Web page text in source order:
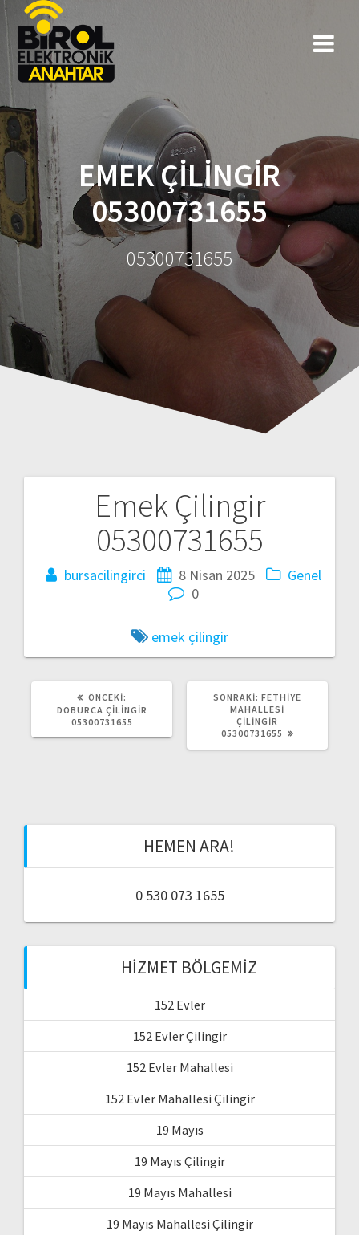
EMEK ÇILINGIR
05300731655
05300731655
Emek Çilingir
05300731655
bursacilingirci 8 Nisan 2025
Genel
0
emek çilingir
d
o
ı
m
ÖNCEKI:
N
C
DOBURCA ÇILINGIR
05300731655
SONRAKI: S
O
N
R
:
FETHIYE
MAHALLESI
ÇILINGIR
05300731655
HEMEN ARA!
0 530 073 1655
HIZMET BÖLGEMIZ
152 Evler
152 Evler Çilingir
152 Evler Mahallesi
152 Evler Mahallesi Çilingir
19 Mayıs
19 Mayıs Çilingir
19 Mayıs Mahallesi
19 Mayıs Mahallesi Çilingir